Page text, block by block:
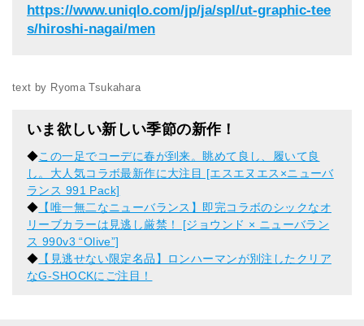
https://www.uniqlo.com/jp/ja/spl/ut-graphic-tee
s/hiroshi-nagai/men
text by Ryoma Tsukahara
いま欲しい新しい季節の新作！
◆この一足でコーデに春が到来。眺めて良し、履いて良
し。大人気コラボ最新作に大注目 [エスエヌエス×ニューバ
ランス 991 Pack]
◆ 【唯一無二なニューバランス】即完コラボのシックなオ
リーブカラーは見逃し厳禁！ [ジョウンド × ニューバラン
ス 990v3 “Olive”]
◆ 【見逃せない限定名品】ロンハーマンが別注したクリア
なG-SHOCKにご注目！